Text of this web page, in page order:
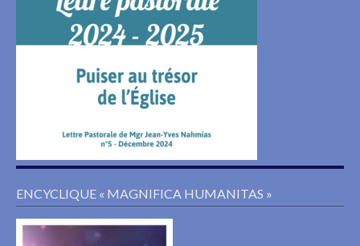
ENCYCLIQUE « MAGNIFICA HUMANITAS »